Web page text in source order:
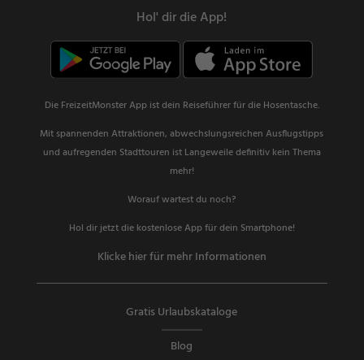
Hol' dir die App!
Die FreizeitMonster App ist dein Reiseführer für die Hosentasche.
Mit spannenden Attraktionen, abwechslungsreichen Ausflugstipps
und aufregenden Stadttouren ist Langeweile definitiv kein Thema
mehr!
Worauf wartest du noch?
Hol dir jetzt die kostenlose App für dein Smartphone!
Klicke hier für mehr Informationen
Gratis Urlaubskataloge
Blog